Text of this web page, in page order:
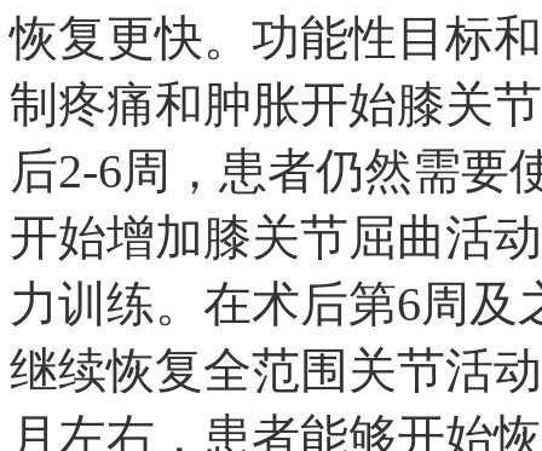
恢复更快。功能性目标
制疼痛和肿胀开始膝关
后2-6周，患者仍然需要
开始增加膝关节屈曲活
力训练。在术后第6周
继续恢复全范围关节活
月左右，患者能够开始